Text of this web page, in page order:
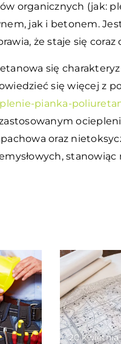
organicznych (jak:
jak i betonem.
że staje się
się
się więcej z
pianka-
oraz
stanowiąc
20 kwietnia